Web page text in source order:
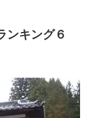
ンキング６